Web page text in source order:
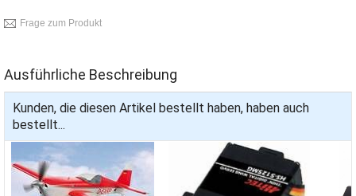
Frage zum Produkt
Ausführliche Beschreibung
Kunden, die diesen Artikel bestellt haben, haben auch
bestellt...